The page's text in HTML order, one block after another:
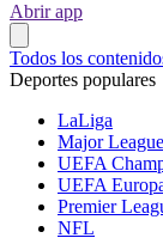
Abrir app
Todos los
Deportes populares
LaLiga
Major
UEFA
UEFA
Premier
NFL